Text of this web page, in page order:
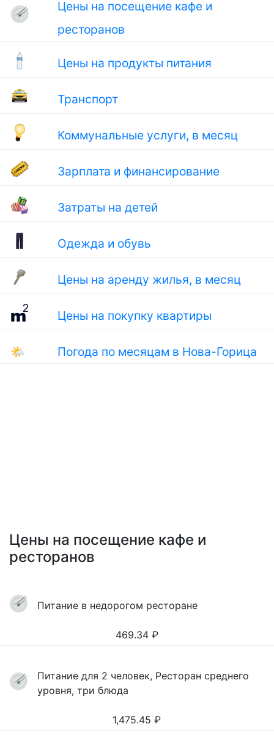
Цены на посещение кафе и
ресторанов
Цены на продукты питания
Транспорт
Коммунальные услуги, в месяц
Зарплата и финансирование
Затраты на детей
Одежда и обувь
Цены на аренду жилья, в месяц
Цены на покупку квартиры
🌤 Погода по месяцам в Нова-Горица
Цены на посещение кафе и
ресторанов
Питание в недорогом ресторане
469.34 ₽
Питание для 2 человек, Ресторан среднего
уровня, три блюда
1,475.45 ₽